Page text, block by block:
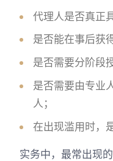
代理人是否真正
是否能在事后获
是否需要分阶段
是否需要由专业
人；
在出现滥用时，
实务中，最常出现